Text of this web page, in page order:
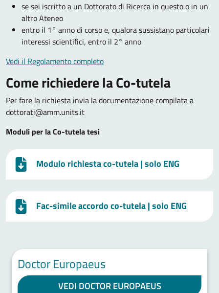
se sei iscritto a un Dottorato di Ricerca in questo o in un
altro Ateneo
entro il 1° anno di corso e, qualora sussistano particolari
interessi scientifici, entro il 2° anno
Vedi il Regolamento completo
Come richiedere la Co-tutela
Per fare la richiesta invia la documentazione compilata a
dottorati@amm.units.it
Moduli per la Co-tutela tesi
Modulo richiesta co-tutela| solo ENG
Fac-simile accordo co-tutela| solo ENG
Doctor Europaeus
VEDI DOCTOR EUROPAEUS